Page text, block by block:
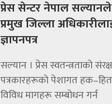
प्रेस सेन्टर नेपाल
प्रमुख जिल्ला
ज्ञापनपत्र
सल्यान । प्रेस स्वतन्त्रताको
पत्रकारहरूको पेशागत हक–हित
विविध मागहरू सम्बोधन गर्न